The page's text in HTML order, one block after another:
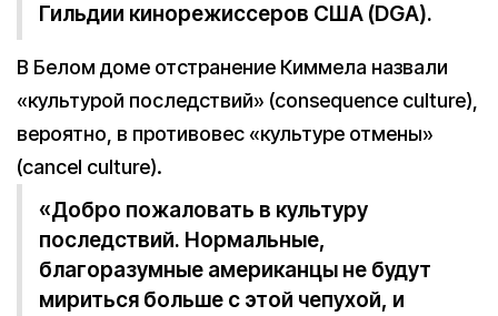
Гильдии кинорежиссеров США (DGA).
В Белом доме отстранение Киммела назвали
«культурой последствий» (consequence culture),
вероятно, в противовес «культуре отмены»
(cancel culture).
«Добро пожаловать в культуру
последствий. Нормальные,
благоразумные американцы не будут
мириться больше с этой чепухой, и